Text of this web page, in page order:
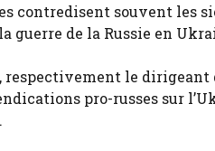
souvent les
guerre de la Russie en
le dirigeant
pro-russes sur